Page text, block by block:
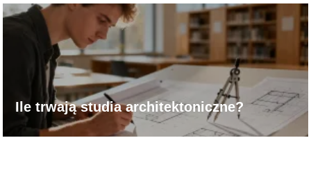
Ile trwają studia architektoniczne?